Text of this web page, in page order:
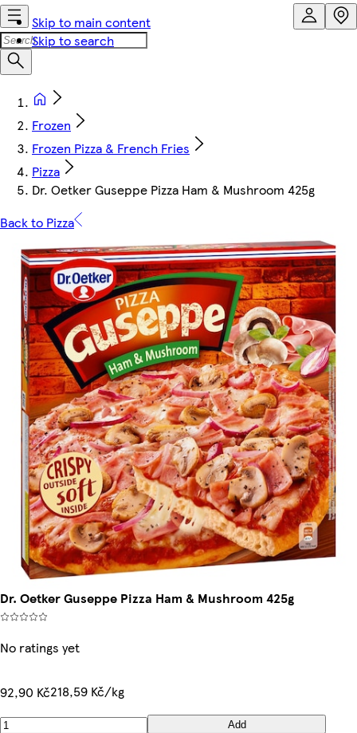
Skip to main content
Skip to search
Frozen
Frozen Pizza & French Fries
Pizza
Dr. Oetker Guseppe Pizza Ham & Mushroom 425g
Back to Pizza
Dr. Oetker Guseppe Pizza Ham & Mushroom 425g
No ratings yet
92,90 Kč218,59 Kč/kg
Add